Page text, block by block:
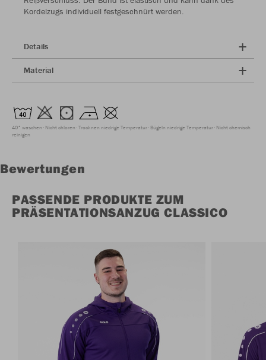
Kordelzugs individuell festgeschnürt werden.
Details
Material
40° waschen Nicht chloren Trocknen niedrige Temperatur Bügeln niedrige Temperatur Nicht chemisch
reinigen
Bewertungen
PASSENDE PRODUKTE ZUM
PRÄSENTATIONSANZUG CLASSICO